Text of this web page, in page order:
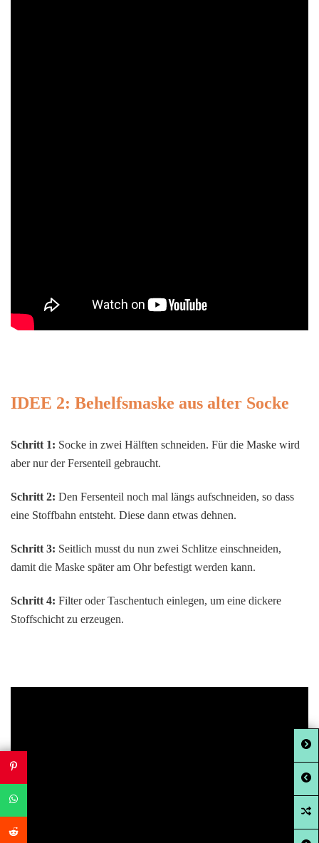
IDEE 2: Behelfsmaske aus alter Socke
Schritt 1: Socke in zwei Hälften schneiden. Für die Maske wird
aber nur der Fersenteil gebraucht.
Schritt 2: Den Fersenteil noch mal längs aufschneiden, so dass
eine Stoffbahn entsteht. Diese dann etwas dehnen.
Schritt 3: Seitlich musst du nun zwei Schlitze einschneiden,
damit die Maske später am Ohr befestigt werden kann.
Schritt 4: Filter oder Taschentuch einlegen, um eine dickere
Stoffschicht zu erzeugen.